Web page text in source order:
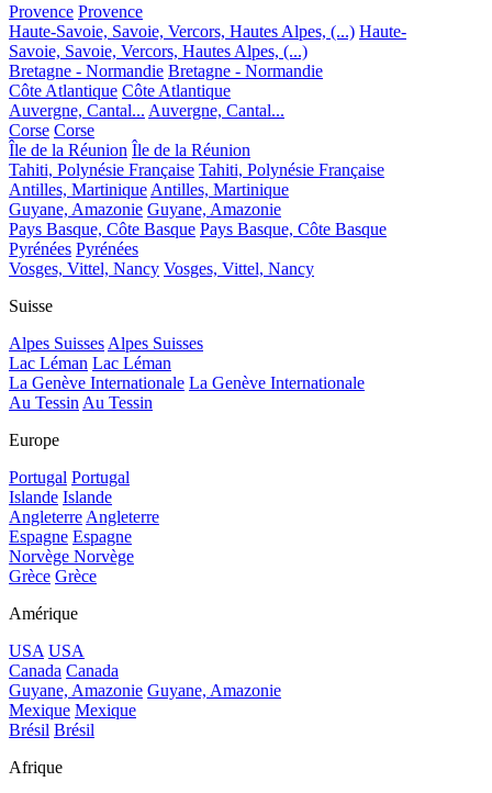
Provence Provence
Haute-Savoie, Savoie, Vercors, Hautes Alpes, (...) Haute-
Savoie, Savoie, Vercors, Hautes Alpes, (...)
Bretagne - Normandie Bretagne - Normandie
Côte Atlantique Côte Atlantique
Auvergne, Cantal... Auvergne, Cantal...
Corse Corse
Île de la Réunion Île de la Réunion
Tahiti, Polynésie Française Tahiti, Polynésie Française
Antilles, Martinique Antilles, Martinique
Guyane, Amazonie Guyane, Amazonie
Pays Basque, Côte Basque Pays Basque, Côte Basque
Pyrénées Pyrénées
Vosges, Vittel, Nancy Vosges, Vittel, Nancy
Suisse
Alpes Suisses Alpes Suisses
Lac Léman Lac Léman
La Genève Internationale La Genève Internationale
Au Tessin Au Tessin
Europe
Portugal Portugal
Islande Islande
Angleterre Angleterre
Espagne Espagne
Norvège Norvège
Grèce Grèce
Amérique
USA USA
Canada Canada
Guyane, Amazonie Guyane, Amazonie
Mexique Mexique
Brésil Brésil
Afrique